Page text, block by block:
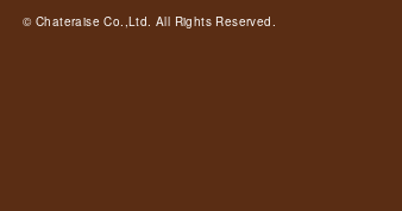
© Chateraise Co.,Ltd. All Rights Reserved.